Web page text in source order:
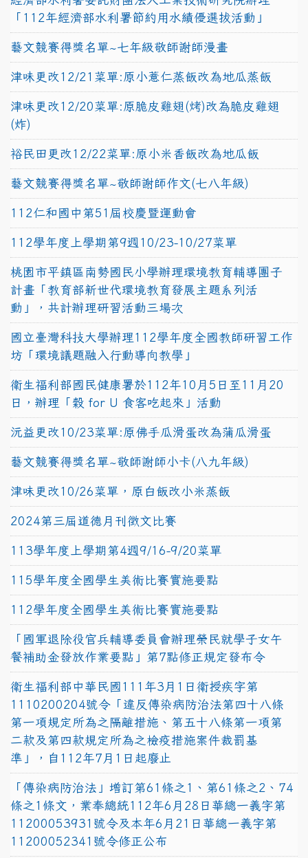
「112年經濟部水利署節約用水績優選拔活動」
藝文競賽得獎名單~七年級敬師謝師漫畫
津味更改12/21菜單:原小薏仁蒸飯改為地瓜蒸飯
津味更改12/20菜單:原脆皮雞翅(烤)改為脆皮雞翅
(炸)
裕民田更改12/22菜單:原小米香飯改為地瓜飯
藝文競賽得獎名單~敬師謝師作文(七八年級)
112仁和國中第51屆校慶暨運動會
112學年度上學期第9週10/23-10/27菜單
桃園市平鎮區南勢國民小學辦理環境教育輔導團子
計畫「教育部新世代環境教育發展主題系列活
動」，共計辦理研習活動三場次
國立臺灣科技大學辦理112學年度全國教師研習工作
坊「環境議題融入行動導向教學」
衛生福利部國民健康署於112年10月5日至11月20
日，辦理「穀 for U 食客吃起來」活動
沅益更改10/23菜單:原佛手瓜滑蛋改為蒲瓜滑蛋
藝文競賽得獎名單~敬師謝師小卡(八九年級)
津味更改10/26菜單，原白飯改小米蒸飯
2024第三屆道德月刊徵文比賽
113學年度上學期第4週9/16-9/20菜單
115學年度全國學生美術比賽實施要點
112學年度全國學生美術比賽實施要點
「國軍退除役官兵輔導委員會辦理榮民就學子女午
餐補助金發放作業要點」第7點修正規定發布令
衛生福利部中華民國111年3月1日衛授疾字第
1110200204號令「違反傳染病防治法第四十八條
第一項規定所為之隔離措施、第五十八條第一項第
二款及第四款規定所為之檢疫措施案件裁罰基
準」，自112年7月1日起廢止
「傳染病防治法」增訂第61條之1、第61條之2、74
條之1條文，業奉總統112年6月28日華總一義字第
11200053931號令及本年6月21日華總一義字第
11200052341號令修正公布